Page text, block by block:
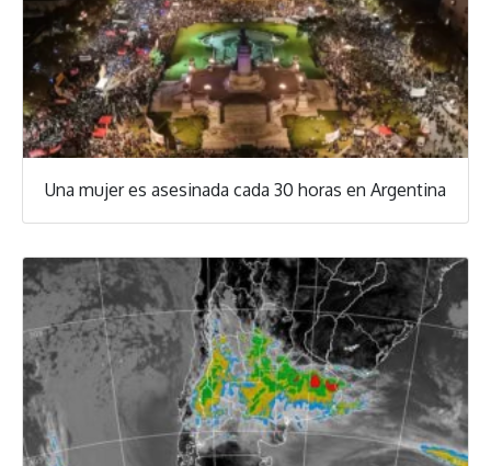
Una mujer es asesinada cada 30 horas en Argentina